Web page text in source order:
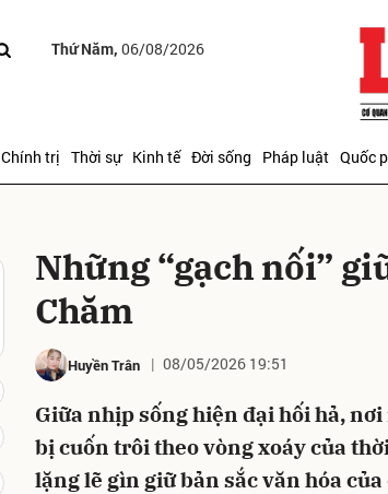
Thứ Năm, 06/08/2026
Chính trị Thời sự Kinh tế Đời sống Pháp luật Quốc
Những “gạch nối”
Chăm
Huyền Trân 08/05/2026 19:51
Giữa nhịp sống hiện đại hối hả,
bị cuốn trôi theo vòng xoáy của
lặng lẽ gìn giữ bản sắc văn hóa
Gửi bình